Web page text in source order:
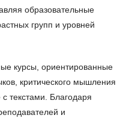
образовательные
групп и уровней
курсы, ориентированные
критического мышления
с текстами. Благодаря
и